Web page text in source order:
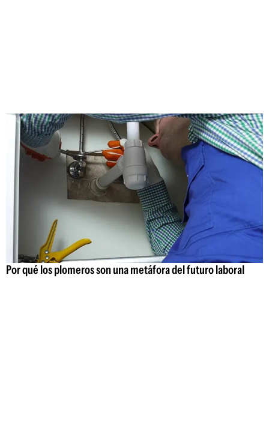
Por qué los plomeros son una metáfora del futuro laboral